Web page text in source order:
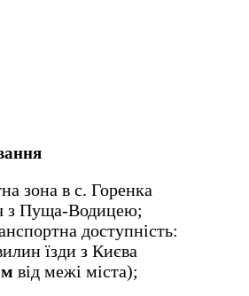
зона в с. Горенка
з Пуща-Водицею;
доступність:
їзди з Києва
від межі міста);